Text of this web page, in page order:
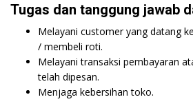
Tugas dan tanggung jawab
Melayani customer yang datang
/ membeli roti.
Melayani transaksi pembayaran
telah dipesan.
Menjaga kebersihan toko.